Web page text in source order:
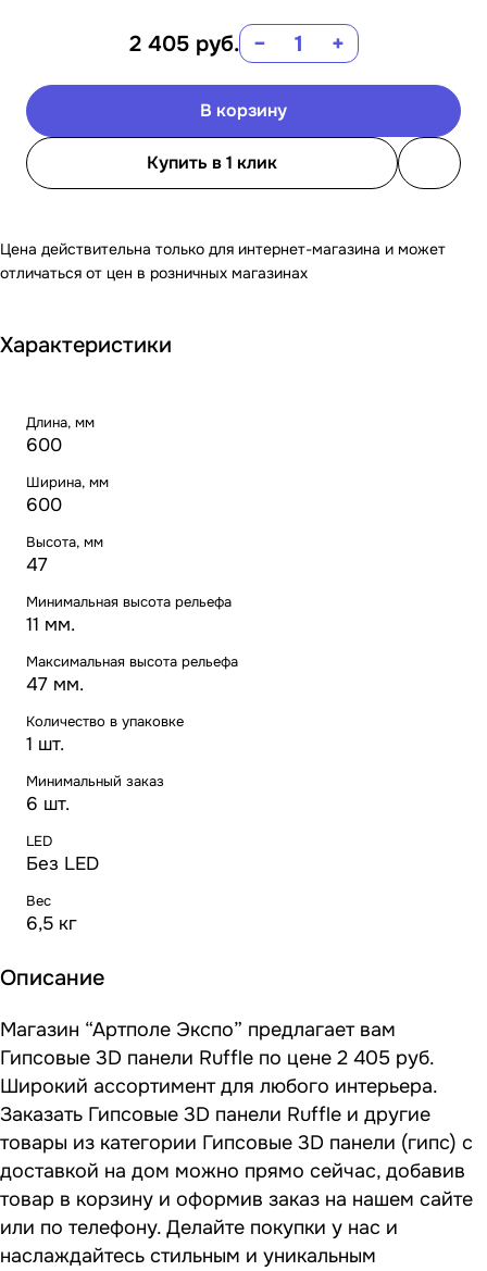
2 405 руб. − +
В корзину
Купить в 1 клик
Цена действительна только для интернет-магазина и может
отличаться от цен в розничных магазинах
Характеристики
Длина, мм
600
Ширина, мм
600
Высота, мм
47
Минимальная высота рельефа
11 мм.
Максимальная высота рельефа
47 мм.
Количество в упаковке
1 шт.
Минимальный заказ
6 шт.
LED
Без LED
Вес
6,5 кг
Описание
Магазин “Артполе Экспо” предлагает вам
Гипсовые 3D панели Ruffle по цене 2 405 руб.
Широкий ассортимент для любого интерьера.
Заказать Гипсовые 3D панели Ruffle и другие
товары из категории Гипсовые 3D панели (гипс) с
доставкой на дом можно прямо сейчас, добавив
товар в корзину и оформив заказ на нашем сайте
или по телефону. Делайте покупки у нас и
наслаждайтесь стильным и уникальным